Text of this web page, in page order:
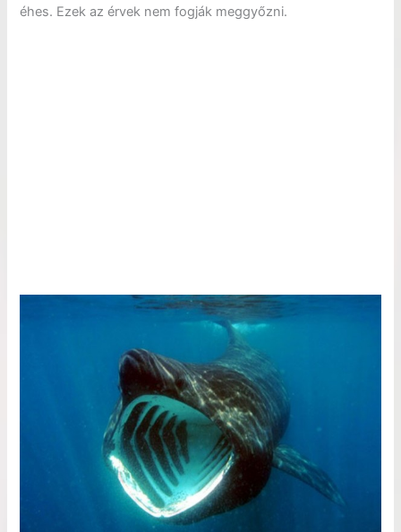
éhes. Ezek az érvek nem fogják meggyőzni.